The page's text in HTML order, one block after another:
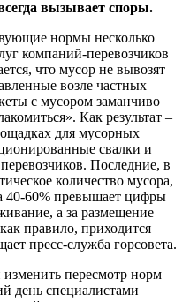
вызывает споры.
нормы несколько
компаний-перевозчиков
что мусор не вывозят
возле частных
с мусором заманчиво
Как результат –
для мусорных
свалки и
Последние, в
количество мусора,
40-60% превышает цифры
а за размещение
правило, приходится
пресс-служба горсовета.
пересмотр норм
день специалистами